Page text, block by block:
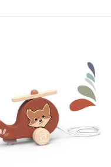
Dodajte
na listu
želja